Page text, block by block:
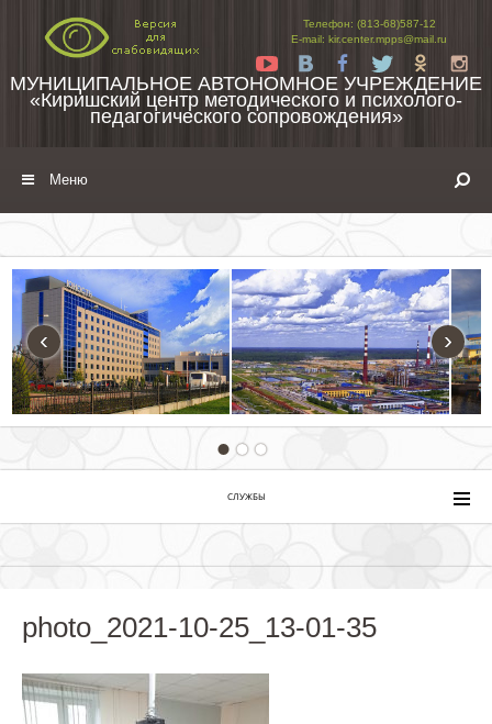
Телефон: (813-68)587-12
E-mail: kir.center.mpps@mail.ru
Yt
Tw
МУНИЦИПАЛЬНОЕ АВТОНОМНОЕ УЧРЕЖДЕНИЕ
«Киришский центр методического и психолого-
педагогического сопровождения»
Меню
‹ ›
СЛУЖБЫ
photo_2021-10-25_13-01-35